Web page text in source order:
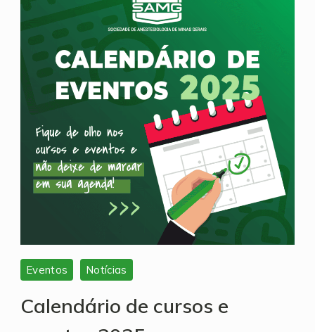
Eventos Notícias
Calendário de cursos e